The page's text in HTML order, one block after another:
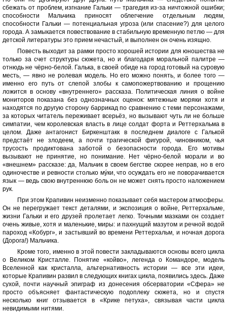
сбежать от проблем, изгнание Гальки — трагедия из-за ничтожной ошибки;
способности Мальчика приносят облегчение отдельным людям,
способности Гальки — потенциальная угроза (или спасение?) для целого
города. А замыкается повествование в стабильную временную петлю — для
детской литературы это прием нечастый, и выполнен он очень изящно.
Повесть выходит за рамки просто хорошей истории для юношества не
только за счет структуры сюжета, но и благодаря моральной палитре —
отнюдь не чёрно-белой. Галька, в своей обиде на город готовый на суровую
месть, — явно не ролевая модель. Но его можно понять, и более того —
именно его путь от слепой злобы к самопожертвованию и прощению
ложится в основу «внутреннего» рассказа. Политическая линия о войне
мониторов показана без однозначных оценок: мятежные моряки хотя и
находятся по другую сторону баррикад по сравнению с теми персонажами,
за которых читатель переживает всерьёз, но вызывают чуть ли не больше
симпатии, чем королевская власть в лице солдат форта и Реттерхальма в
целом. Даже антагонист Биркенштакк в последнем диалоге с Галькой
предстаёт не злодеем, а почти трагической фигурой, чиновником, чья
трусость продиктована заботой о безопасности города. Его мотивы
вызывают не принятие, но понимание. Нет чёрно-белой морали и во
«внешнем» рассказе: да, Мальчик в своем бегстве скорее неправ, но в его
одиночестве и ревности столько мýки, что осуждать его не поворачивается
язык — ведь свою внутреннюю боль он не может снять просто наложением
рук.
При этом Крапивин неизменно показывает себя мастером атмосферы.
Он не перегружает текст деталями, и экспозиция о войне, Реттерхальме,
жизни Гальки и его друзей пролетает легко. Точными мазками он создает
очень живые, хотя и маленькие, миры: и пахнущий мазутом и речной водой
пароход «Кобург», и застывший во времени Реттерхальм, и ночная дорога
(Дорога!) Мальчика.
Кроме того, именно в этой повести закладываются основы всего цикла
о Великом Кристалле. Понятие «койво», легенда о Командоре, модель
Вселенной как кристалла, альтернативность истории — все эти идеи,
которые Крапивин развил в следующих книгах цикла, появились здесь. Даже
сухой, почти научный эпиграф из донесения обсерватории «Сфера» не
просто объясняет фантастическую подоплеку сюжета, но и спустя
несколько книг отзывается в «Крике петуха», связывая части цикла
невидимыми нитями.